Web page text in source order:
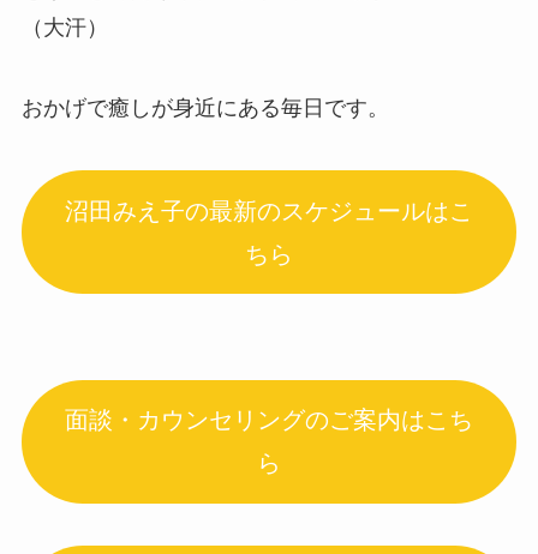
（大汗）
おかげで癒しが身近にある毎日です。
沼田みえ子の最新のスケジュールはこ
ちら
面談・カウンセリングのご案内はこち
ら